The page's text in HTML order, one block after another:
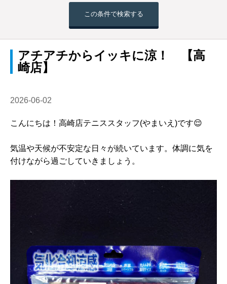
この条件で検索する
アチアチからイッキに涼！ 【高
崎店】
2026-06-02
こんにちは！高崎店テニススタッフ(やまいえ)です😌
気温や天候が不安定な日々が続いています。体調に気を
付けながら過ごしていきましょう。